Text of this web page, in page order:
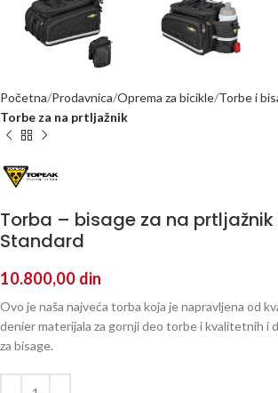
Početna Prodavnica Oprema za bicikle Torbe i
Torbe za na prtljažnik
Torba – bisage za na prtljažnik
Standard
10.800,00 din
Ovo je naša najveća torba koja je napravljena od
denier materijala za gornji deo torbe i kvalitetnih i
za bisage.